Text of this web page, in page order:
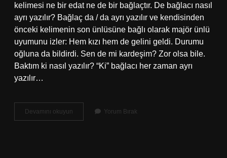
kelimesi ne bir edat ne de bir bağlaçtır. De bağlacı nasıl
ayrı yazılır? Bağlaç da / da ayrı yazılır ve kendisinden
önceki kelimenin son ünlüsüne bağlı olarak majör ünlü
uyumunu izler: Hem kızı hem de gelini geldi. Durumu
oğluna da bildirdi. Sen de mi kardeşim? Zor olsa bile.
Baktım ki nasıl yazılır? “Ki” bağlacı her zaman ayrı
yazılır…
Devamını okuyun
De
Yorum Bırak